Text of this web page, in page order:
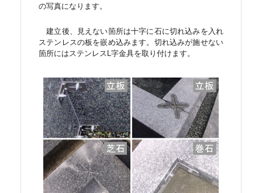
の写真になります。
建立後、見えない箇所は十字に石に切れ込みを入れ
ステンレスの板を嵌め込みます。切れ込みが施せない
箇所にはステンレスL字金具を取り付けます。